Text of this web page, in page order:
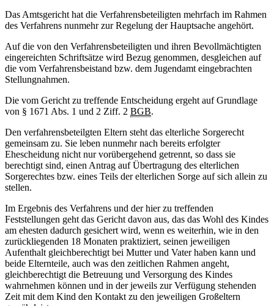
Das Amtsgericht hat die Verfahrensbeteiligten mehrfach im Rahmen
des Verfahrens nunmehr zur Regelung der Hauptsache angehört.
Auf die von den Verfahrensbeteiligten und ihren Bevollmächtigten
eingereichten Schriftsätze wird Bezug genommen, desgleichen auf
die vom Verfahrensbeistand bzw. dem Jugendamt eingebrachten
Stellungnahmen.
Die vom Gericht zu treffende Entscheidung ergeht auf Grundlage
von § 1671 Abs. 1 und 2 Ziff. 2 BGB.
Den verfahrensbeteilgten Eltern steht das elterliche Sorgerecht
gemeinsam zu. Sie leben nunmehr nach bereits erfolgter
Ehescheidung nicht nur vorübergehend getrennt, so dass sie
berechtigt sind, einen Antrag auf Übertragung des elterlichen
Sorgerechtes bzw. eines Teils der elterlichen Sorge auf sich allein zu
stellen.
Im Ergebnis des Verfahrens und der hier zu treffenden
Feststellungen geht das Gericht davon aus, das das Wohl des Kindes
am ehesten dadurch gesichert wird, wenn es weiterhin, wie in den
zurückliegenden 18 Monaten praktiziert, seinen jeweiligen
Aufenthalt gleichberechtigt bei Mutter und Vater haben kann und
beide Elternteile, auch was den zeitlichen Rahmen angeht,
gleichberechtigt die Betreuung und Versorgung des Kindes
wahrnehmen können und in der jeweils zur Verfügung stehenden
Zeit mit dem Kind den Kontakt zu den jeweiligen Großeltern